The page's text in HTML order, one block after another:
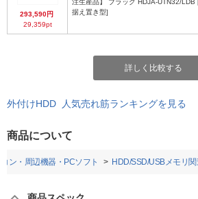
293,590円
29,359pt
注生産品】 ブラック HDJA-UTN32/LDB
据え置き型]
詳しく比較する
外付けHDD 人気売れ筋ランキングを見る
商品について
ン・周辺機器・PCソフト HDD/SSD/USBメモリ関